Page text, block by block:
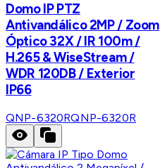
Domo IP PTZ
Antivandálico 2MP / Zoom
Óptico 32X / IR 100m /
H.265 & WiseStream /
WDR 120DB / Exterior
IP66
QNP-6320RQNP-6320R